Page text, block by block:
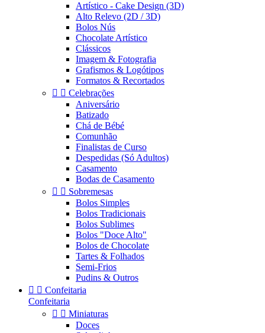
Artístico - Cake Design (3D)
Alto Relevo (2D / 3D)
Bolos Nús
Chocolate Artístico
Clássicos
Imagem & Fotografia
Grafismos & Logótipos
Formatos & Recortados
  Celebrações
Aniversário
Batizado
Chá de Bébé
Comunhão
Finalistas de Curso
Despedidas (Só Adultos)
Casamento
Bodas de Casamento
  Sobremesas
Bolos Simples
Bolos Tradicionais
Bolos Sublimes
Bolos "Doce Alto"
Bolos de Chocolate
Tartes & Folhados
Semi-Frios
Pudins & Outros
  Confeitaria
Confeitaria
  Miniaturas
Doces